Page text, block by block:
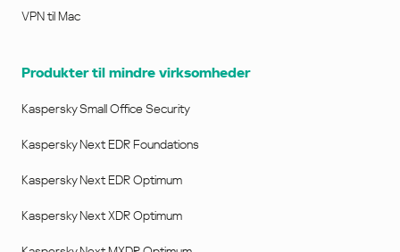
VPN til Mac
Produkter til mindre virksomheder
Kaspersky Small Office Security
Kaspersky Next EDR Foundations
Kaspersky Next EDR Optimum
Kaspersky Next XDR Optimum